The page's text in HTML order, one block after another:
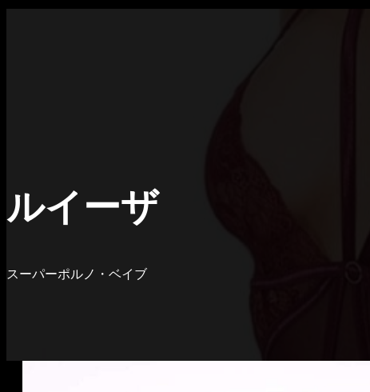
ルイーザ
スーパーポルノ・ベイブ